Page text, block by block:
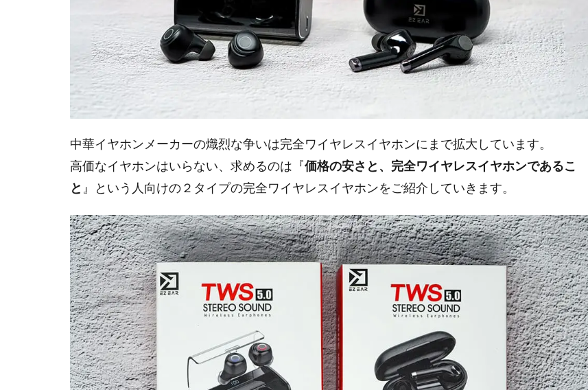
中華イヤホンメーカーの熾烈な争いは完全ワイヤレスイヤホンにまで拡大しています。
高価なイヤホンはいらない、求めるのは『 価格の安さと、完全ワイヤレスイヤホンであるこ
と 』という人向けの２タイプの完全ワイヤレスイヤホンをご紹介していきます。